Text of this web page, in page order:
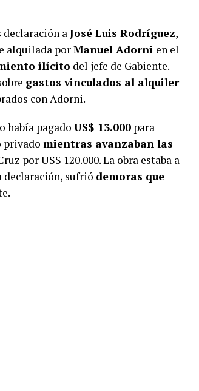
aJosé Luis Rodríguez,
alquilada porManuel Adorni en el
ilícito del jefe de Gabiente.
gastos vinculados al alquiler
con Adorni.
había pagado US$ 13.000 para
privado mientras avanzaban las
por US$ 120.000. La obra estaba a
declaración, sufrió demoras que